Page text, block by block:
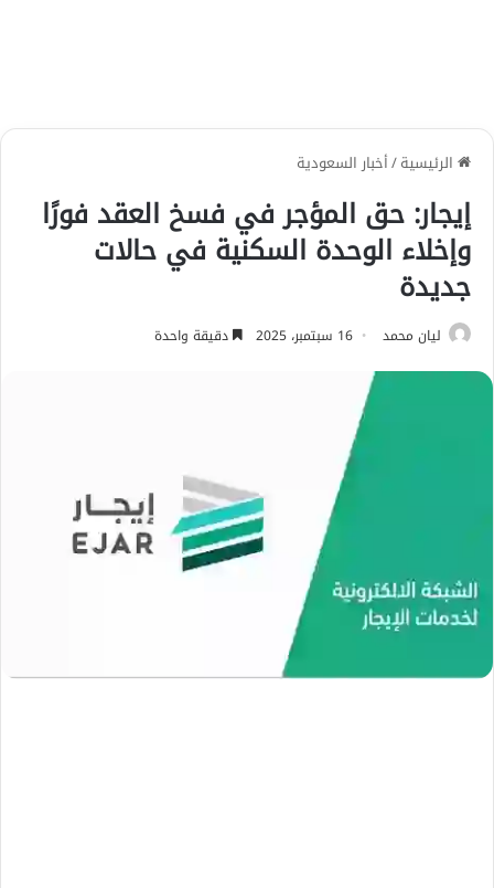
الرئيسية/أخبار السعودية
إيجار: حق المؤجر في فسخ العقد فورًا
وإخلاء الوحدة السكنية في حالات
جديدة
ليان محمد 16 سبتمبر، 2025 دقيقة واحدة